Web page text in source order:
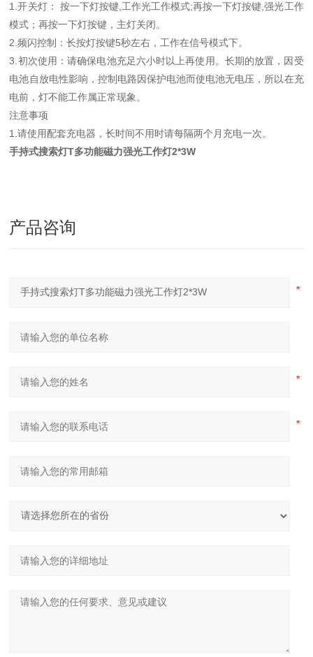
1.开关灯： 按一下灯按键,工作光工作模式;再按一下灯按键,强光工作
模式；再按一下灯按键，主灯关闭。
2.频闪控制：长按灯按键5秒左右，工作在信号模式下。
3.初次使用：请确保电池充足六小时以上再使用。长期的放置，因受
电池自放电性影响，控制电路因保护电池而使电池无电压，所以在充
电前，灯不能工作属正常现象。
注意事项
1.请使用配套充电器，长时间不用时请每隔两个月充电一次。
手持式搜索灯T多功能磁力强光工作灯2*3W
产品咨询